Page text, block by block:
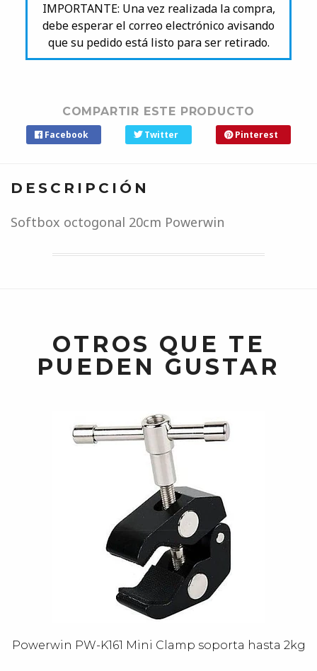
IMPORTANTE: Una vez realizada la compra,
debe esperar el correo electrónico avisando
que su pedido está listo para ser retirado.
COMPARTIR ESTE PRODUCTO
Facebook Twitter Pinterest
DESCRIPCIÓN
Softbox octogonal 20cm Powerwin
OTROS QUE TE
PUEDEN GUSTAR
Powerwin PW-K161 Mini Clamp soporta hasta 2kg